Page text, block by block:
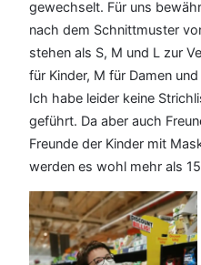
gewechselt. Für uns
nach dem Schnittmuster
stehen als S, M und L zur
für Kinder, M für Damen
Ich habe leider keine
geführt. Da aber auch
Freunde der Kinder mit
werden es wohl mehr als